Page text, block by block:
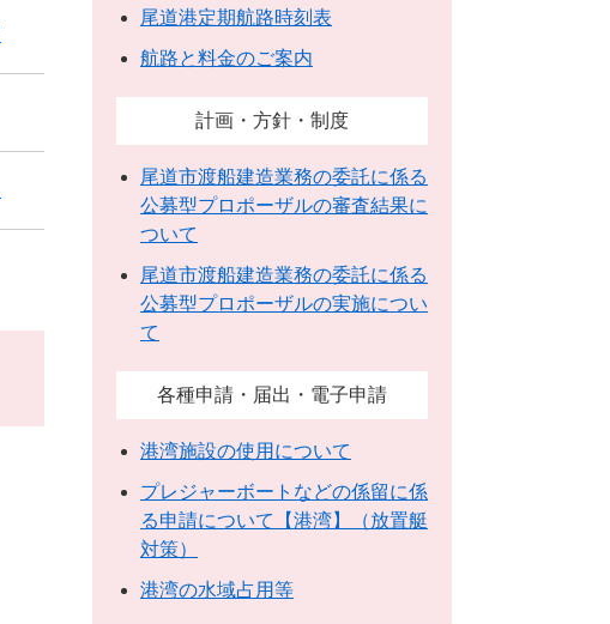
尾道港定期航路時刻表
航路と料金のご案内
計画・方針・制度
尾道市渡船建造業務の委託に係る
公募型プロポーザルの審査結果に
ついて
尾道市渡船建造業務の委託に係る
公募型プロポーザルの実施につい
て
各種申請・届出・電子申請
港湾施設の使用について
プレジャーボートなどの係留に係
る申請について【港湾】（放置艇
対策）
港湾の水域占用等